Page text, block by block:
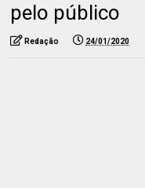
pelo público
Redação 24/01/2020